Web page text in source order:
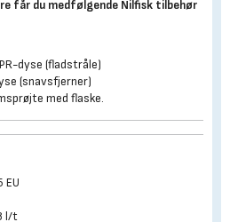
får du medfølgende Nilfisk tilbehør
dyse (fladstråle)
(snavsfjerner)
med flaske.
EU
l/t